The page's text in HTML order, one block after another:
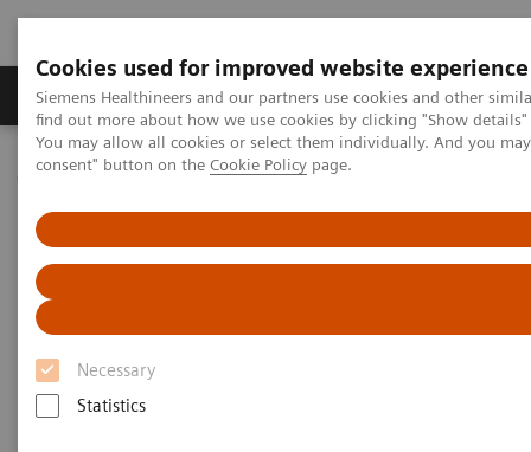
Cookies used for improved website experience
Siemens Healthineers and our partners use cookies and other
find out more about how we use cookies by clicking "Show
You may allow all cookies or select them individually. And you
consent" button on the Cookie Policy page.
Necessary
Statistics
Продукція та сервіси Клінічні галузі
Домашня Підтримка та документація
Підтримка та документація